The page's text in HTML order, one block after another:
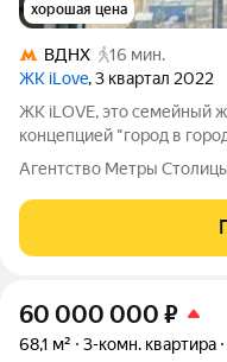
хорошая цена
ВДНХ
16 мин.
ЖК iLove, 3 квартал 2022
ЖК iLOVE, это семейный
концепцией "город в
"Алексеевская", в
крупные парки ВДНХ,
Агентство Метры
60 000 000 ₽
68,1 м² 3-комн. квартира